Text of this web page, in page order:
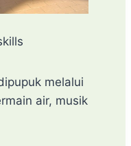
melalui
air, musik